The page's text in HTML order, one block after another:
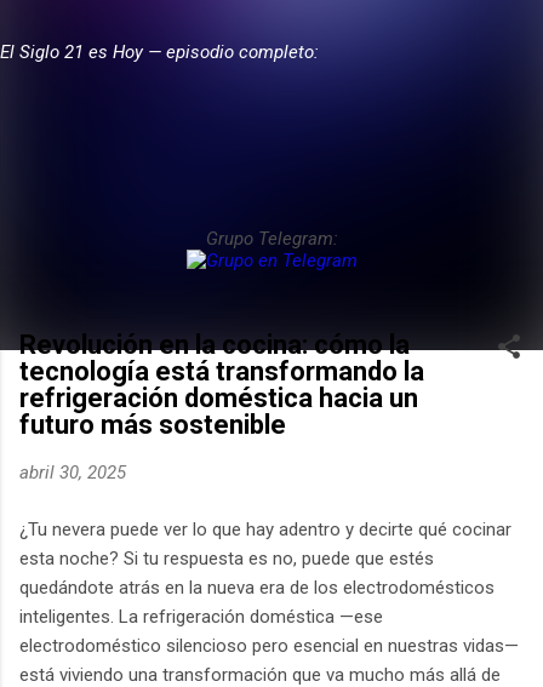
El Siglo 21 es Hoy — episodio completo:
Grupo Telegram:
Revolución en la cocina: cómo la
tecnología está transformando la
refrigeración doméstica hacia un
futuro más sostenible
abril 30, 2025
¿Tu nevera puede ver lo que hay adentro y decirte qué cocinar
esta noche? Si tu respuesta es no, puede que estés
quedándote atrás en la nueva era de los electrodomésticos
inteligentes. La refrigeración doméstica —ese
electrodoméstico silencioso pero esencial en nuestras vidas—
está viviendo una transformación que va mucho más allá de